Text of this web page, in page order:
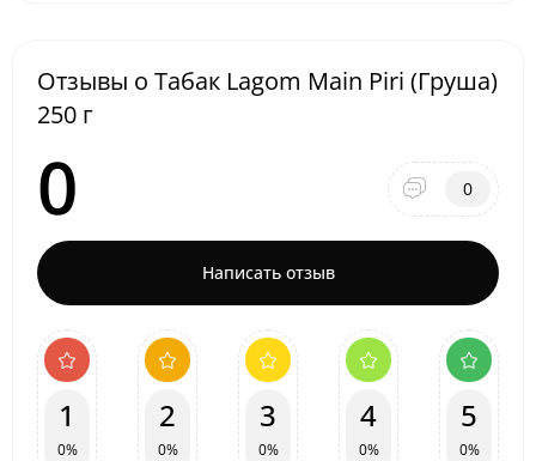
Отзывы о Табак Lagom Main Piri (Груша)
250 г
0 0
Написать отзыв
1
0%
2
0%
3
0%
4
0%
5
0%